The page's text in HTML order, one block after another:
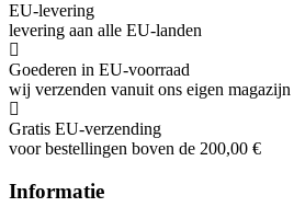
EU-levering
levering aan alle EU-landen
Goederen in EU-voorraad
wij verzenden vanuit ons eigen magazijn
Gratis EU-verzending
voor bestellingen boven de 200,00 €
Informatie